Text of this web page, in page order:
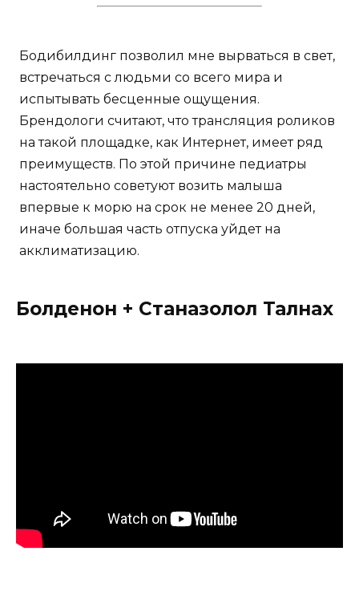
Бодибилдинг позволил мне вырваться в свет,
встречаться с людьми со всего мира и
испытывать бесценные ощущения.
Брендологи считают, что трансляция роликов
на такой площадке, как Интернет, имеет ряд
преимуществ. По этой причине педиатры
настоятельно советуют возить малыша
впервые к морю на срок не менее 20 дней,
иначе большая часть отпуска уйдет на
акклиматизацию.
Болденон + Станазолол Талнах